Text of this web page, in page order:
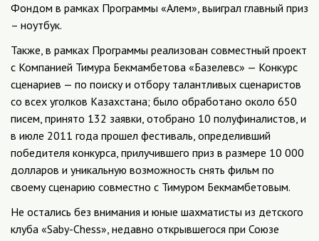
Фондом в рамках Программы «Алем», выиграл главный приз
– ноутбук.
Также, в рамках Программы реализован совместный проект
с Компанией Тимура Бекмамбетова «Базелевс» — Конкурс
сценариев — по поиску и отбору талантливых сценаристов
со всех уголков Казахстана; было обработано около 650
писем, принято 132 заявки, отобрано 10 полуфиналистов, и
в июле 2011 года прошел фестиваль, определивший
победителя конкурса, прилучившего приз в размере 10 000
долларов и уникальную возможность снять фильм по
своему сценарию совместно с Тимуром Бекмамбетовым.
Не остались без внимания и юные шахматисты из детского
клуба «Saby-Chess», недавно открывшегося при Союзе